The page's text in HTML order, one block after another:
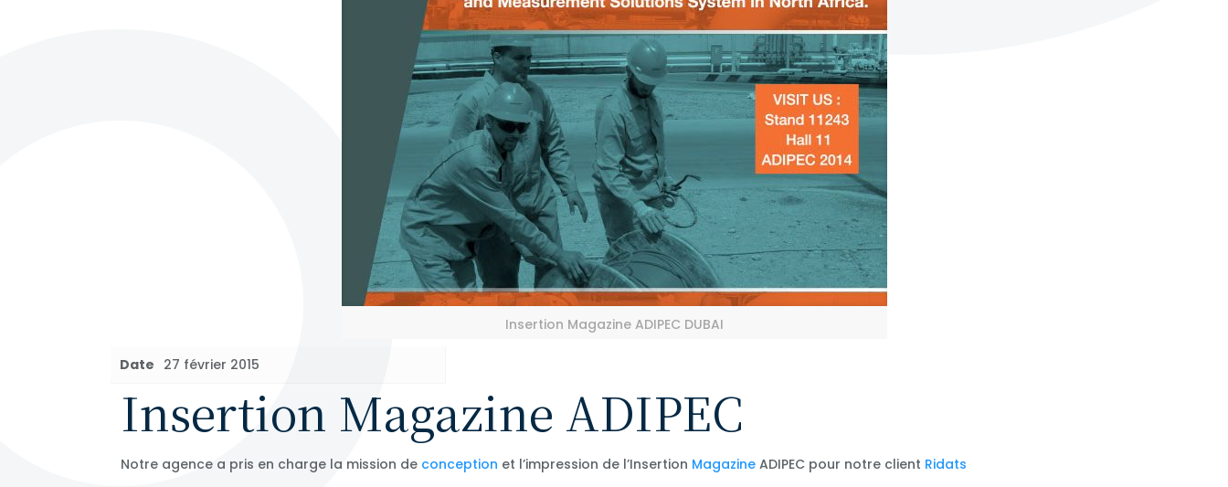
Insertion Magazine ADIPEC DUBAI
Date 27 février 2015
Insertion Magazine ADIPEC
Notre agence a pris en charge la mission de conception et l’impression de l’Insertion Magazine ADIPEC pour notre client Ridats